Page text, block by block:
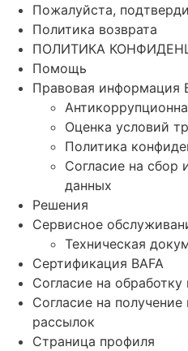
Пожалуйста,
Политика возврата
ПОЛИТИКА
Помощь
Правовая информация
Оценка условий
Политика
Согласие на сбор
данных
Решения
Сервисное
Техническая
Сертификация BAFA
Согласие на
Согласие на
рассылок
Страница профиля